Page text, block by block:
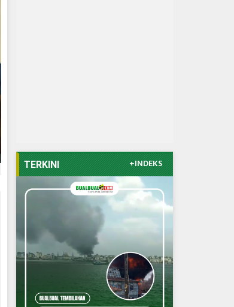
TERKINI +INDEKS